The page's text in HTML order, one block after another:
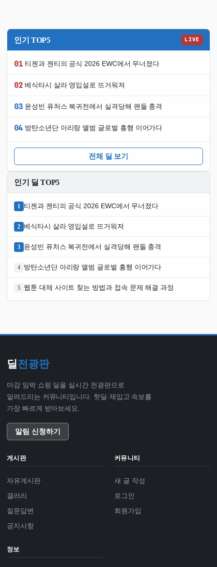
인기 TOP5 LIVE
01 티젠과 젠티의 공식 2026 EWC에서 무너졌다
02 베식타시 살라 영입설로 뜨거워져
03 윤성빈 퓨처스 복귀전에서 실격당해 팬들 충격
04 방탄소년단 아리랑 앨범 글로벌 흥행 이어가다
전체 딜 보기
인기 딜 TOP5
1 티젠과 젠티의 공식 2026 EWC에서 무너졌다
2 베식타시 살라 영입설로 뜨거워져
3 윤성빈 퓨처스 복귀전에서 실격당해 팬들 충격
4 방탄소년단 아리랑 앨범 글로벌 흥행 이어가다
5 웹툰 대체 사이트 찾는 방법과 접속 문제 해결 과정
딜전광판
마감 임박 쇼핑 딜을 실시간 전광판으로
알려드리는 커뮤니티입니다. 핫딜·재입고 속보를
가장 빠르게 받아보세요.
알림 신청하기
게시판
자유게시판
갤러리
질문답변
공지사항
커뮤니티
새 글 작성
로그인
회원가입
정보